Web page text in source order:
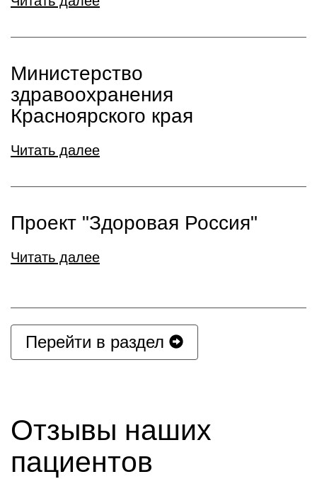
Министерство
здравоохранения
Красноярского края
Читать далее
Проект "Здоровая Россия"
Читать далее
Перейти в раздел
Отзывы наших
пациентов